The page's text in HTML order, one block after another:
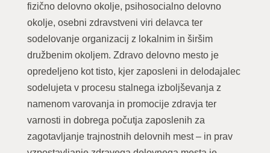
fizično delovno okolje, psihosocialno delovno
okolje, osebni zdravstveni viri delavca ter
sodelovanje organizacij z lokalnim in širšim
družbenim okoljem. Zdravo delovno mesto je
opredeljeno kot tisto, kjer zaposleni in delodajalec
sodelujeta v procesu stalnega izboljševanja z
namenom varovanja in promocije zdravja ter
varnosti in dobrega počutja zaposlenih za
zagotavljanje trajnostnih delovnih mest – in prav